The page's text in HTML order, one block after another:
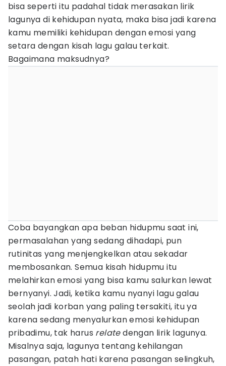
bisa seperti itu padahal tidak merasakan lirik
lagunya di kehidupan nyata, maka bisa jadi karena
kamu memiliki kehidupan dengan emosi yang
setara dengan kisah lagu galau terkait.
Bagaimana maksudnya?
Coba bayangkan apa beban hidupmu saat ini,
permasalahan yang sedang dihadapi, pun
rutinitas yang menjengkelkan atau sekadar
membosankan. Semua kisah hidupmu itu
melahirkan emosi yang bisa kamu salurkan lewat
bernyanyi. Jadi, ketika kamu nyanyi lagu galau
seolah jadi korban yang paling tersakiti, itu ya
karena sedang menyalurkan emosi kehidupan
pribadimu, tak harus relatedengan lirik lagunya.
Misalnya saja, lagunya tentang kehilangan
pasangan, patah hati karena pasangan selingkuh,